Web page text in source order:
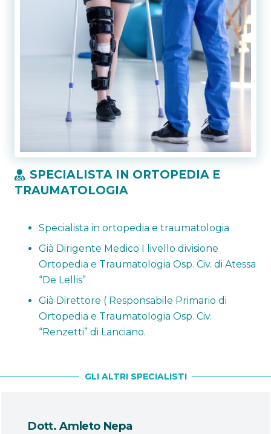
SPECIALISTA IN ORTOPEDIA E
TRAUMATOLOGIA
Specialista in ortopedia e traumatologia
Già Dirigente Medico I livello divisione
Ortopedia e Traumatologia Osp. Civ. di Atessa
“De Lellis”
Già Direttore ( Responsabile Primario di
Ortopedia e Traumatologia Osp. Civ.
“Renzetti” di Lanciano.
GLI ALTRI SPECIALISTI
Dott. Amleto Nepa